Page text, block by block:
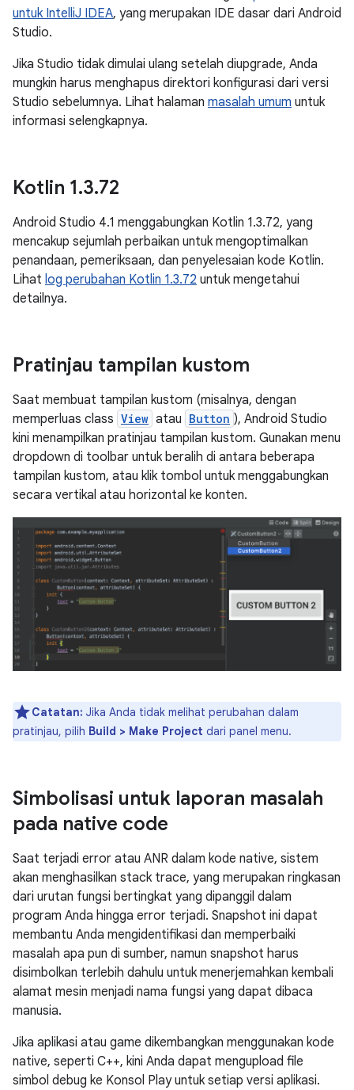
untuk IntelliJ IDEA, yang merupakan IDE dasar dari Android
Studio.
Jika Studio tidak dimulai ulang setelah diupgrade, Anda
mungkin harus menghapus direktori konfigurasi dari versi
Studio sebelumnya. Lihat halaman masalah umum untuk
informasi selengkapnya.
Kotlin 1.3.72
Android Studio 4.1 menggabungkan Kotlin 1.3.72, yang
mencakup sejumlah perbaikan untuk mengoptimalkan
penandaan, pemeriksaan, dan penyelesaian kode Kotlin.
Lihat log perubahan Kotlin 1.3.72 untuk mengetahui
detailnya.
Pratinjau tampilan kustom
Saat membuat tampilan kustom (misalnya, dengan
memperluas class View atau Button ), Android Studio
kini menampilkan pratinjau tampilan kustom. Gunakan menu
dropdown di toolbar untuk beralih di antara beberapa
tampilan kustom, atau klik tombol untuk menggabungkan
secara vertikal atau horizontal ke konten.
Catatan: Jika Anda tidak melihat perubahan dalam
pratinjau, pilih Build > Make Project dari panel menu.
Simbolisasi untuk laporan masalah
pada native code
Saat terjadi error atau ANR dalam kode native, sistem
akan menghasilkan stack trace, yang merupakan ringkasan
dari urutan fungsi bertingkat yang dipanggil dalam
program Anda hingga error terjadi. Snapshot ini dapat
membantu Anda mengidentifikasi dan memperbaiki
masalah apa pun di sumber, namun snapshot harus
disimbolkan terlebih dahulu untuk menerjemahkan kembali
alamat mesin menjadi nama fungsi yang dapat dibaca
manusia.
Jika aplikasi atau game dikembangkan menggunakan kode
native, seperti C++, kini Anda dapat mengupload file
simbol debug ke Konsol Play untuk setiap versi aplikasi.